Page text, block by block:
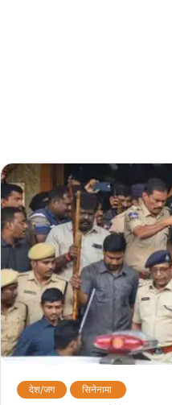
देश/जग सिनेनामा